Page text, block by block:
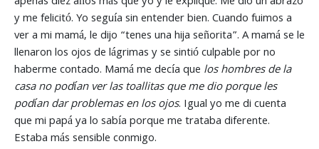
y me felicitó. Yo seguía sin entender bien. Cuando fuimos a
ver a mi mamá, le dijo “tenes una hija señorita”. A mamá se le
llenaron los ojos de lágrimas y se sintió culpable por no
haberme contado. Mamá me decía que los hombres de la
casa no podían ver las toallitas que me dio porque les
podían dar problemas en los ojos. Igual yo me di cuenta
que mi papá ya lo sabía porque me trataba diferente.
Estaba más sensible conmigo.